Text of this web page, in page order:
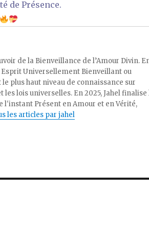
de Présence.
de la Bienveillance de l’Amour Divin.
Esprit Universellement Bienveillant ou
plus haut niveau de connaissance sur
les lois universelles. En 2025, Jahel finalise
l'instant Présent en Amour et en Vérité,
les articles par jahel